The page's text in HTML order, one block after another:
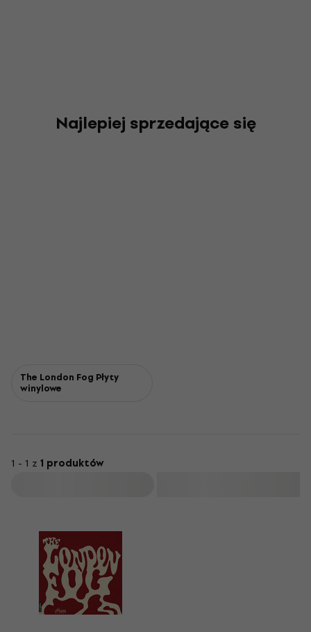
Najlepiej sprzedające się
The London Fog Płyty
winylowe
1 - 1 z 1 produktów